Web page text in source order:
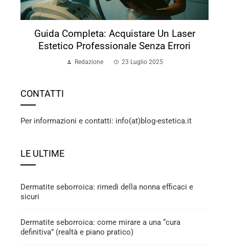
Guida Completa: Acquistare Un Laser
Estetico Professionale Senza Errori
Redazione 23 Luglio 2025
CONTATTI
Per informazioni e contatti: info(at)blog-estetica.it
LE ULTIME
Dermatite seborroica: rimedi della nonna efficaci e
sicuri
Dermatite seborroica: come mirare a una “cura
definitiva” (realtà e piano pratico)